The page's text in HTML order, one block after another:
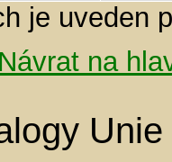
je uveden
Návrat na